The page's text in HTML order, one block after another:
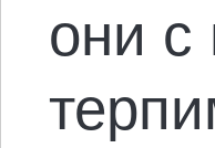
они с